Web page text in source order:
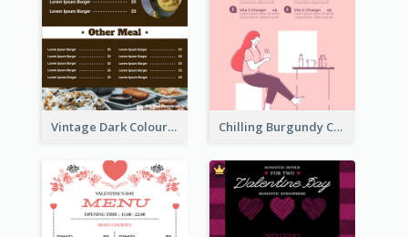
Vintage Dark Colour Tone Menu Of Western Restaurant Chilling Burgundy Coffee And Bakery Menu Design